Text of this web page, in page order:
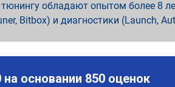
обладают опытом более 8
Bitbox) и диагностики (Launch,
основании 850 оценок